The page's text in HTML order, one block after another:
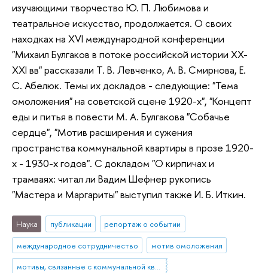
изучающими творчество Ю. П. Любимова и
театральное искусство, продолжается. О своих
находках на XVI международной конференции
"Михаил Булгаков в потоке российской истории XX-
XXI вв" рассказали Т. В. Левченко, А. В. Смирнова, Е.
С. Абелюк. Темы их докладов - следующие: "Тема
омоложения" на советской сцене 1920-х", "Концепт
еды и питья в повести М. А. Булгакова "Собачье
сердце", "Мотив расширения и сужения
пространства коммунальной квартиры в прозе 1920-
х - 1930-х годов". С докладом "О кирпичах и
трамваях: читал ли Вадим Шефнер рукопись
"Мастера и Маргариты" выступил также И. Б. Иткин.
Наука публикации
репортаж о событии
международное сотрудничество
мотив омоложения
мотивы, связанные с коммунальной квартирой